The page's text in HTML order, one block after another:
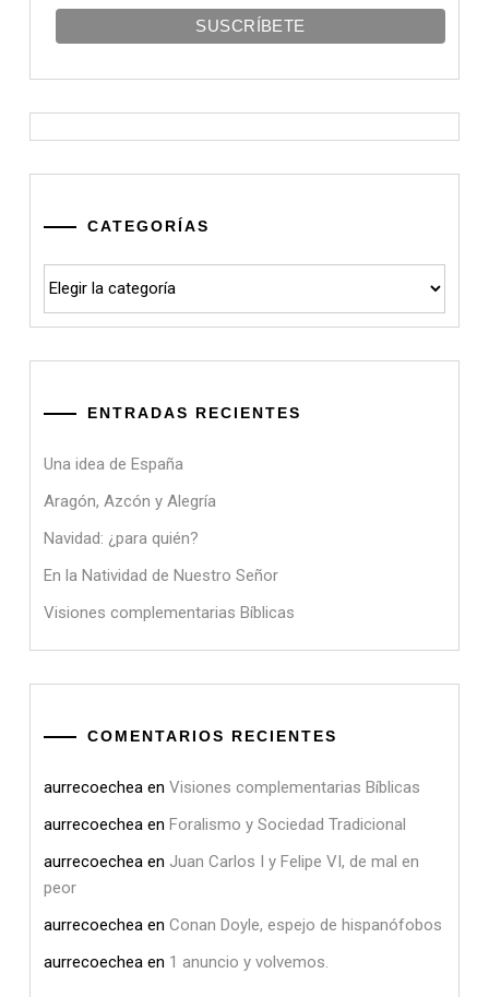
CATEGORÍAS
ENTRADAS RECIENTES
Una idea de España
Aragón, Azcón y Alegría
Navidad: ¿para quién?
En la Natividad de Nuestro Señor
Visiones complementarias Bíblicas
COMENTARIOS RECIENTES
aurrecoechea en Visiones complementarias Bíblicas
aurrecoechea en Foralismo y Sociedad Tradicional
aurrecoechea en Juan Carlos I y Felipe VI, de mal en
peor
aurrecoechea en Conan Doyle, espejo de hispanófobos
aurrecoechea en 1 anuncio y volvemos.